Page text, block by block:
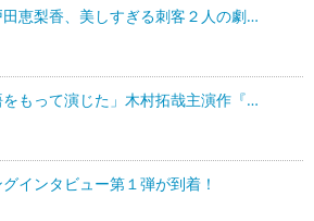
恵梨香、美しすぎる刺客２人の劇…
もって演じた」木村拓哉主演作『…
インタビュー第１弾が到着！